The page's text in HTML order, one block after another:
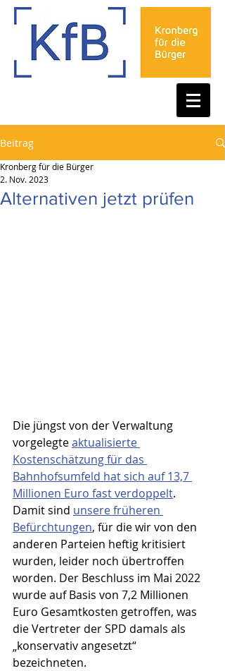
Beitrag
Alternativen jetzt prüfen
Kronberg für die Bürger
2. Nov. 2023
Die jüngst von der Verwaltung
vorgelegte aktualisierte
Kostenschätzung für das
Bahnhofsumfeld hat sich auf 13,7
Millionen Euro fast verdoppelt.
Damit sind unsere früheren
Befürchtungen, für die wir von den
anderen Parteien heftig kritisiert
wurden, leider noch übertroffen
worden. Der Beschluss im Mai 2022
wurde auf Basis von 7,2 Millionen
Euro Gesamtkosten getroffen, was
die Vertreter der SPD damals als
„konservativ angesetzt“
bezeichneten.